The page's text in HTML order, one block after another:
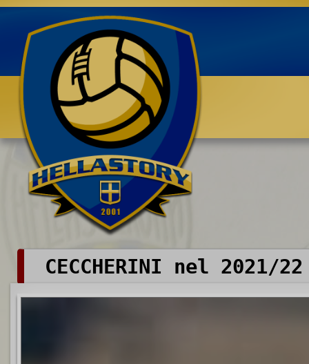
Benvenuti su HELLASTORY.net
CECCHERINI nel 2021/22